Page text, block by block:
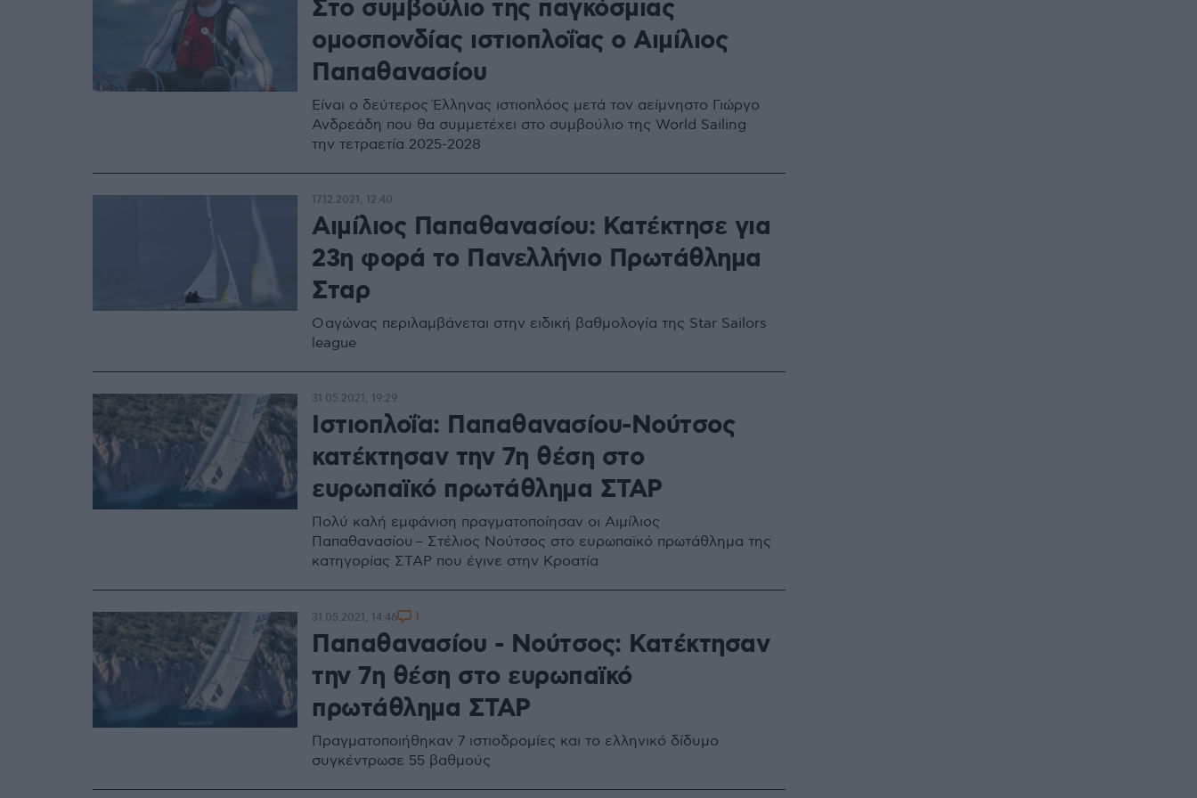
Στο συμβούλιο της παγκόσμιας
ομοσπονδίας ιστιοπλοΐας ο Αιμίλιος
Παπαθανασίου
Είναι ο δεύτερος Έλληνας ιστιοπλόος μετά τον αείμνηστο Γιώργο
Ανδρεάδη που θα συμμετέχει στο συμβούλιο της World Sailing
την τετραετία 2025-2028
Αιμίλιος Παπαθανασίου: Κατέκτησε για
23η φορά το Πανελλήνιο Πρωτάθλημα
Σταρ
Ο αγώνας περιλαμβάνεται στην ειδική βαθμολογία της Star Sailors
league
17.12.2021, 12:40
Ιστιοπλοΐα: Παπαθανασίου-Νούτσος
κατέκτησαν την 7η θέση στο
ευρωπαϊκό πρωτάθλημα ΣΤΑΡ
Πολύ καλή εμφάνιση πραγματοποίησαν οι Αιμίλιος
Παπαθανασίου – Στέλιος Νούτσος στο ευρωπαϊκό πρωτάθλημα της
κατηγορίας ΣΤΑΡ που έγινε στην Κροατία
31.05.2021, 19:29
Παπαθανασίου - Νούτσος: Κατέκτησαν
την 7η θέση στο ευρωπαϊκό
πρωτάθλημα ΣΤΑΡ
Πραγματοποιήθηκαν 7 ιστιοδρομίες και το ελληνικό δίδυμο
συγκέντρωσε 55 βαθμούς
31.05.2021, 14:46 1